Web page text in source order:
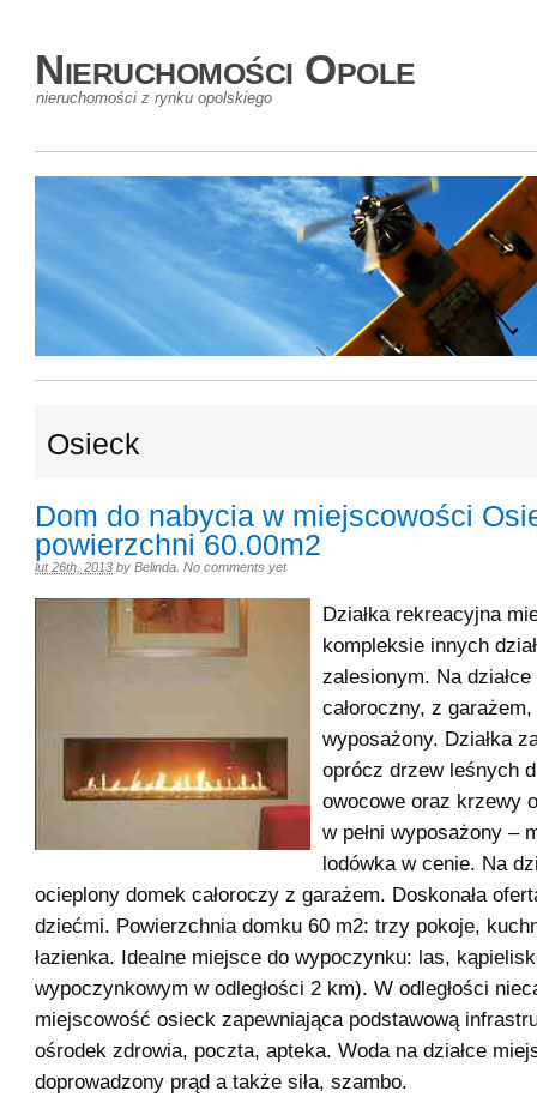
Nieruchomości Opole
nieruchomości z rynku opolskiego
Osieck
Dom do nabycia w miejscowości
powierzchni 60.00m2
lut 26th, 2013 by Belinda No comments yet
Działka rekreacyjna
kompleksie innych
zalesionym. Na
całoroczny, z garażem,
wyposażony. Działka
oprócz drzew leśnych
owocowe oraz krzewy
w pełni wyposażony –
lodówka w cenie. Na
ocieplony domek całoroczy z garażem. Doskonała
dziećmi. Powierzchnia domku 60 m2: trzy pokoje,
łazienka. Idealne miejsce do wypoczynku: las,
wypoczynkowym w odległości 2 km). W odległości
miejscowość osieck zapewniająca podstawową
ośrodek zdrowia, poczta, apteka. Woda na działce
doprowadzony prąd a także siła, szambo.